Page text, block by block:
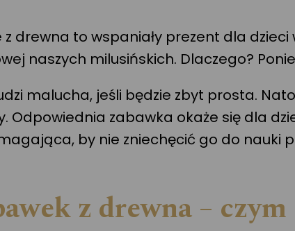
drewna to wspaniały prezent dla
naszych milusińskich. Dlaczego?
malucha, jeśli będzie zbyt prosta.
Odpowiednia zabawka okaże się dla
by nie zniechęcić go do nauki
z drewna –